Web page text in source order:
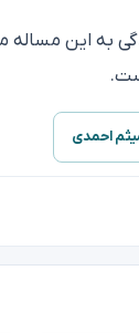
به این
احمدی